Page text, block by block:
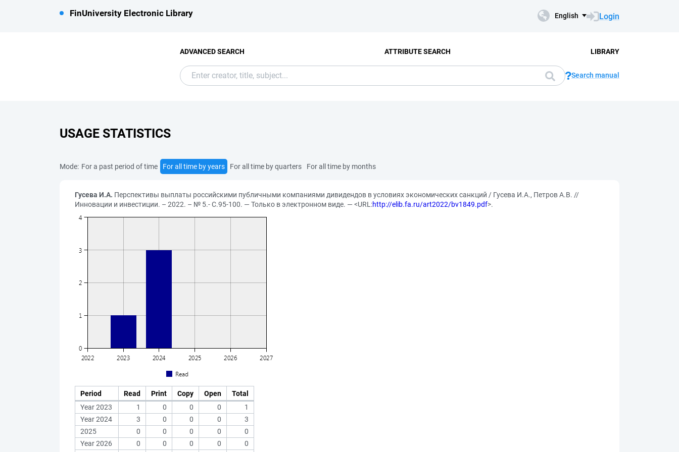
FinUniversity Electronic Library English Login
ADVANCED SEARCH ATTRIBUTE SEARCH LIBRARY
Search manual
USAGE STATISTICS
Mode: For a past period of time For all time by years For all time by quarters For all time by months
Гусева И.А. Перспективы выплаты российскими публичными компаниями дивидендов в условиях экономических санкций / Гусева И.А., Петров А.В. //
Инновации и инвестиции. – 2022. – № 5.- С.95-100. — Только в электронном виде. — <URL:http://elib.fa.ru/art2022/bv1849.pdf>.
Period Read Print Copy Open
Total
Year 2023
1 0 0 0
1
Year 2024
3 0 0 0
3
2025
0 0 0 0
0
Year 2026
0 0 0 0
0